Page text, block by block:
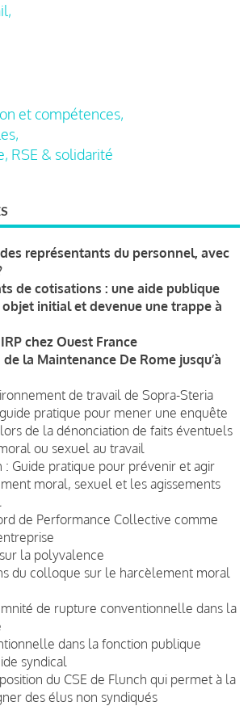
et compétences,
RSE & solidarité
représentants du personnel, avec
de cotisations : une aide publique
initial et devenue une trappe à
chez Ouest France
de la Maintenance De Rome jusqu’à
de travail de Sopra-Steria
pratique pour mener une enquête
de la dénonciation de faits éventuels
ou sexuel au travail
: Guide pratique pour prévenir et agir
moral, sexuel et les agissements
de Performance Collective comme
la polyvalence
du colloque sur le harcèlement moral
de rupture conventionnelle dans la
dans la fonction publique
syndical
du CSE de Flunch qui permet à la
des élus non syndiqués